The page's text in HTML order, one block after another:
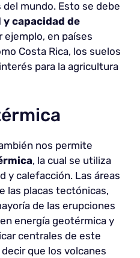
mundo. Esto se debe
capacidad de
ejemplo, en países
Costa Rica, los suelos
para la agricultura
nos permite
, la cual se utiliza
y calefacción. Las áreas
las placas tectónicas,
de las erupciones
energía geotérmica y
centrales de este
que los volcanes